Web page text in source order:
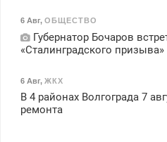
6 Авг, ОБЩЕСТВО
Губернатор Бочаров
«Сталинградского призыва»
6 Авг, ЖКХ
В 4 районах Волгограда 7
ремонта